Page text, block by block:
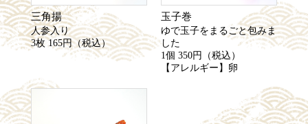
三角揚
人参入り
3枚 165円（税込）
玉子巻
ゆで玉子をまるごと包みま
した
1個 350円（税込）
【アレルギー】卵